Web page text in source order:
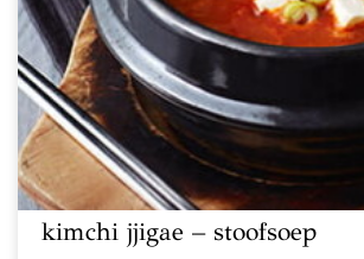
kimchi jjigae – stoofsoep